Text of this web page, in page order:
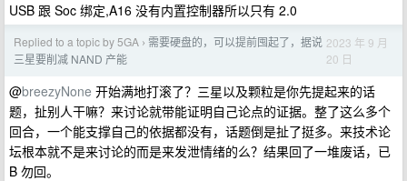
USB 跟 Soc 绑定,A16 没有内置控制器所以只有 2.0
Replied to a topic by 5GA › 需要硬盘的，可以提前囤起了，据说
三星要削减 NAND 产能
2023 年 9 月
20 日
@breezyNone 开始满地打滚了？三星以及颗粒是你先提起来的话
题，扯别人干嘛？来讨论就带能证明自己论点的证据。整了这么多个
回合，一个能支撑自己的依据都没有，话题倒是扯了挺多。来技术论
坛根本就不是来讨论的而是来发泄情绪的么？结果回了一堆废话，已
B 勿回。